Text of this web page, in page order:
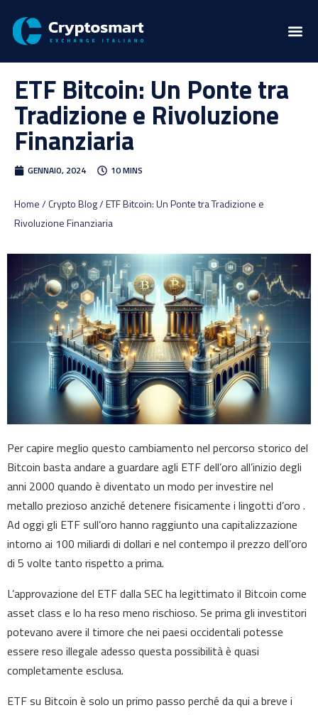
ETF Bitcoin: Un Ponte tra
Tradizione e Rivoluzione
Finanziaria
GENNAIO, 2024 10 MINS
Home / Crypto Blog / ETF Bitcoin: Un Ponte tra Tradizione e
Rivoluzione Finanziaria
Per capire meglio questo cambiamento nel percorso storico del
Bitcoin basta andare a guardare agli ETF dell’oro all’inizio degli
anni 2000 quando è diventato un modo per investire nel
metallo prezioso anziché detenere fisicamente i lingotti d’oro .
Ad oggi gli ETF sull’oro hanno raggiunto una capitalizzazione
intorno ai 100 miliardi di dollari e nel contempo il prezzo dell’oro
di 5 volte tanto rispetto a prima.
L’approvazione del ETF dalla SEC ha legittimato il Bitcoin come
asset class e lo ha reso meno rischioso. Se prima gli investitori
potevano avere il timore che nei paesi occidentali potesse
essere reso illegale adesso questa possibilità è quasi
completamente esclusa.
ETF su Bitcoin è solo un primo passo perché da qui a breve i